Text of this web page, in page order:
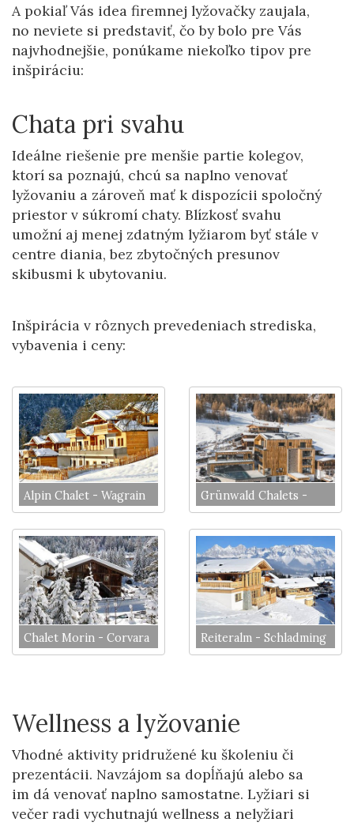
A pokiaľ Vás idea firemnej lyžovačky zaujala,
no neviete si predstaviť, čo by bolo pre Vás
najvhodnejšie, ponúkame niekoľko tipov pre
inšpiráciu:
Chata pri svahu
Ideálne riešenie pre menšie partie kolegov,
ktorí sa poznajú, chcú sa naplno venovať
lyžovaniu a zároveň mať k dispozícii spoločný
priestor v súkromí chaty. Blízkosť svahu
umožní aj menej zdatným lyžiarom byť stále v
centre diania, bez zbytočných presunov
skibusmi k ubytovaniu.
Inšpirácia v rôznych prevedeniach strediska,
vybavenia i ceny:
Alpin Chalet - Wagrain
Grünwald Chalets -
Sölden
Chalet Morin - Corvara Reiteralm - Schladming
Wellness a lyžovanie
Vhodné aktivity pridružené ku školeniu či
prezentácii. Navzájom sa dopĺňajú alebo sa
im dá venovať naplno samostatne. Lyžiari si
večer radi vychutnajú wellness a nelyžiari